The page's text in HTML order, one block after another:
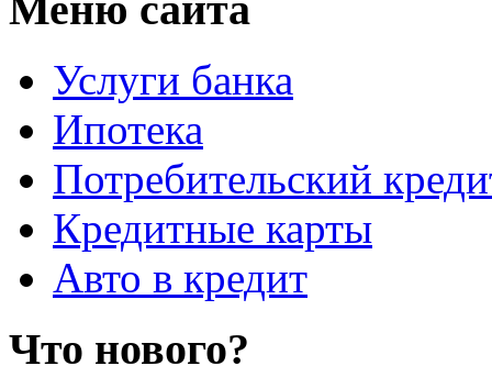
Услуги банка
Ипотека
Потребительский
Кредитные карты
Авто в кредит
Что нового?